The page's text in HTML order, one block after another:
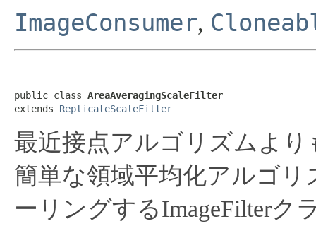
ImageConsumer,
public class AreaAveragingScaleFilter
extends ReplicateScaleFilter
最近接点アルゴリズムよ
簡単な領域平均化アルゴ
ーリングするImageFilterク